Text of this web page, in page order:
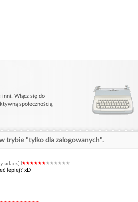
Włącz się do
społecznością.
trybie "tylko dla zalogowanych".
lepiej? xD